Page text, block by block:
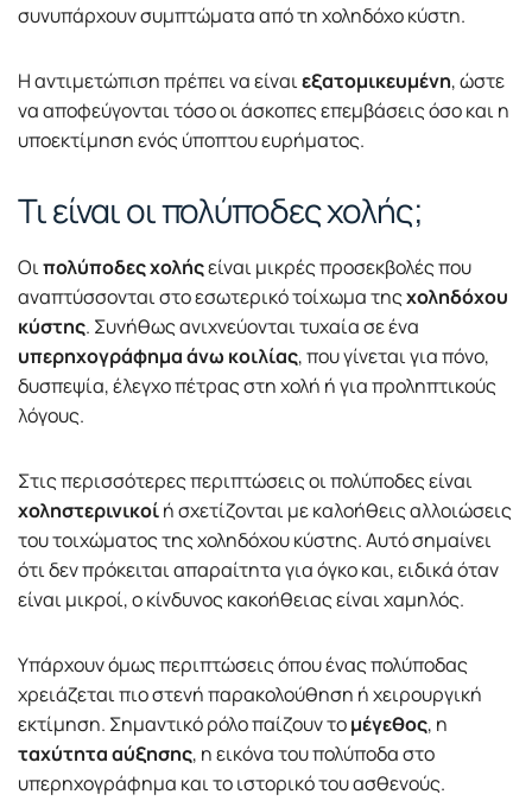
συνυπάρχουν συμπτώματα από τη χοληδόχο κύστη.
Η αντιμετώπιση πρέπει να είναιεξατομικευμένη, ώστε
να αποφεύγονται τόσο οι άσκοπες επεμβάσεις όσο και η
υποεκτίμηση ενός ύποπτου ευρήματος.
Τι είναι οι πολύποδες χολής;
Οιπολύποδες χολήςείναι μικρές προσεκβολές που
αναπτύσσονται στο εσωτερικό τοίχωμα τηςχοληδόχου
κύστης. Συνήθως ανιχνεύονται τυχαία σε ένα
υπερηχογράφημα άνω κοιλίας, που γίνεται για πόνο,
δυσπεψία, έλεγχο πέτρας στη χολή ή για προληπτικούς
λόγους.
Στις περισσότερες περιπτώσεις οι πολύποδες είναι
χοληστερινικοίή σχετίζονται με καλοήθεις αλλοιώσεις
του τοιχώματος της χοληδόχου κύστης. Αυτό σημαίνει
ότι δεν πρόκειται απαραίτητα για όγκο και, ειδικά όταν
είναι μικροί, ο κίνδυνος κακοήθειας είναι χαμηλός.
Υπάρχουν όμως περιπτώσεις όπου ένας πολύποδας
χρειάζεται πιο στενή παρακολούθηση ή χειρουργική
εκτίμηση. Σημαντικό ρόλο παίζουν τομέγεθος, η
ταχύτητα αύξησης, η εικόνα του πολύποδα στο
υπερηχογράφημα και το ιστορικό του ασθενούς.